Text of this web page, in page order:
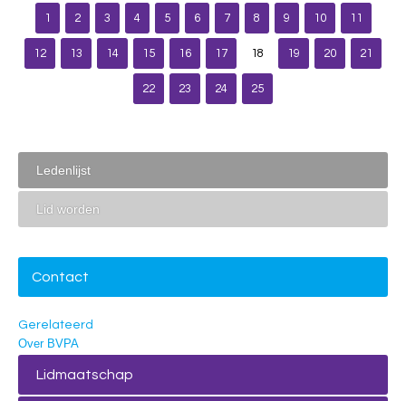
1 2 3 4 5 6 7 8 9 10 11
12 13 14 15 16 17 18 19 20 21
22 23 24 25
Ledenlijst
Lid worden
Contact
Gerelateerd
Over BVPA
Lidmaatschap